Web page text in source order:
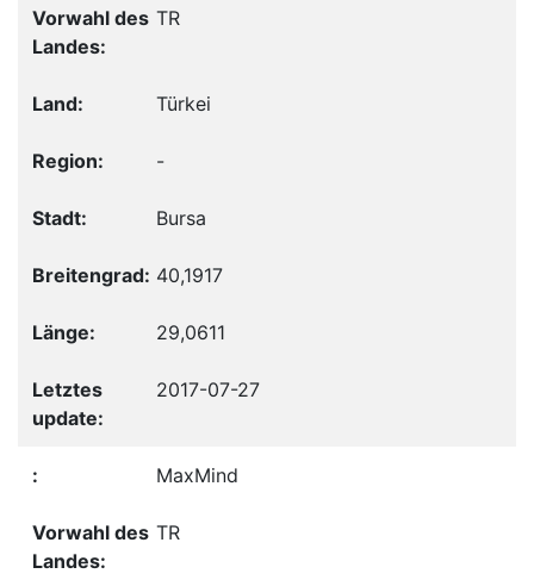
TR
Türkei
-
Bursa
40,1917
29,0611
2017-07-27
MaxMind
TR